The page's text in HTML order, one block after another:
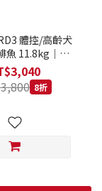
體控/高齡犬
魚 11.8kg｜
然犬糧 狗飼料
8折